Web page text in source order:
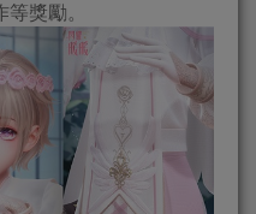
獎勵。